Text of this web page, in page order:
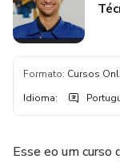
Formato: Cursos
Idioma:
Esse eo um curso